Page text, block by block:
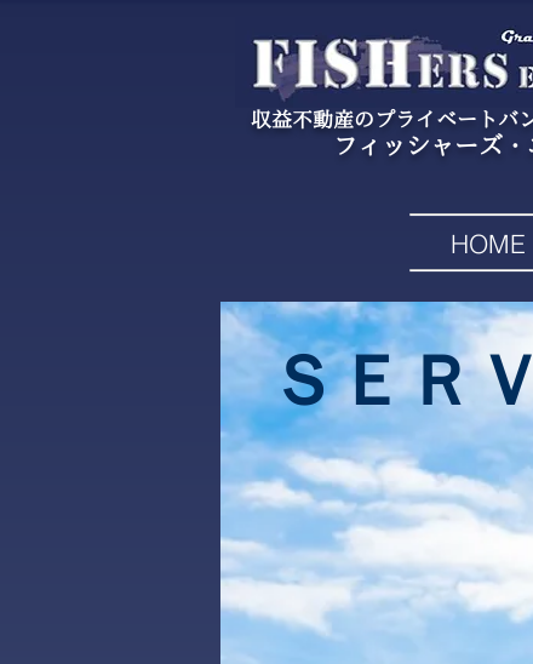
収益不動産のプライベートバ
フィッシャーズ・
HOME
ＳＥＲ